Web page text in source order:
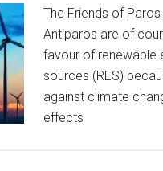
The Friends of Paros
Antiparos are of
favour of renewable
sources (RES)
against climate
effects